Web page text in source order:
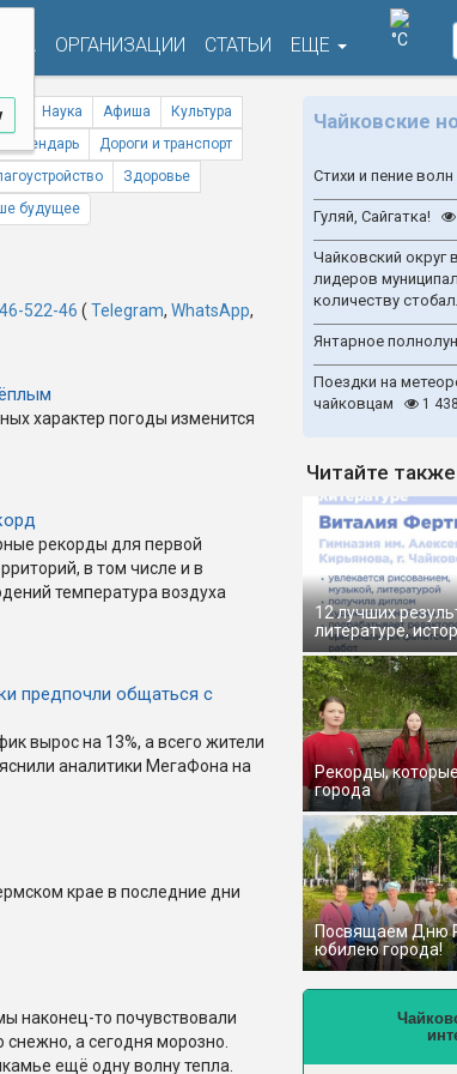
ОРГАНИЗАЦИИ СТАТЬИ ЕЩЕ °C
Наука Афиша
Культура
календарь
Дороги и транспорт
Здоровье
будущее
522-46 ( Telegram, WhatsApp,
характер погоды изменится
рекорды для первой
в том числе и в
температура воздуха
предпочли общаться с
вырос на 13%, а всего жители
аналитики МегаФона на
крае в последние дни
наконец-то почувствовали
а сегодня морозно.
ещё одну волну тепла.
Чайковские
Стихи и пение волн
Гуляй, Сайгатка!
Чайковский округ
лидеров
количеству
Янтарное
Поездки на
чайковцам
1 438
Читайте также
12 лучших
литературе,
Рекорды,
города
Посвящаем Дню
юбилею города!